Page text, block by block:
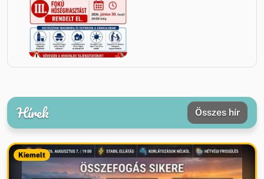
Hírek Összes hír
Kiemelt